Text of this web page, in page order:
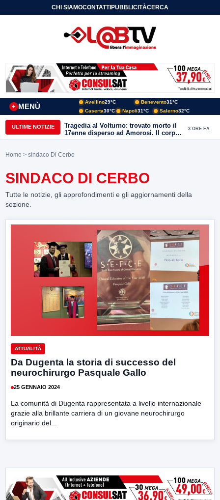
CHI SIAMOCONTATTIPUBBLICITÀCERCA
MENÙ
+
Avellino29°C Benevento31°C
Caserta30°C Napoli31°C Salerno32°C
ULTIME NOTIZIE
Tragedia al Volturno: trovato morto il
17enne disperso ad Amorosi. Il corpo
recuperato dai sommozzatori
3 ORE FA
Home > sindaco Di Cerbo
SINDACO DI CERBO
Tutte le notizie, gli approfondimenti e gli aggiornamenti della
sezione.
ATTUALITÀ
Da Dugenta la storia di successo del
neurochirurgo Pasquale Gallo
25 GENNAIO 2024
La comunità di Dugenta rappresentata a livello internazionale
grazie alla brillante carriera di un giovane neurochirurgo
originario del...